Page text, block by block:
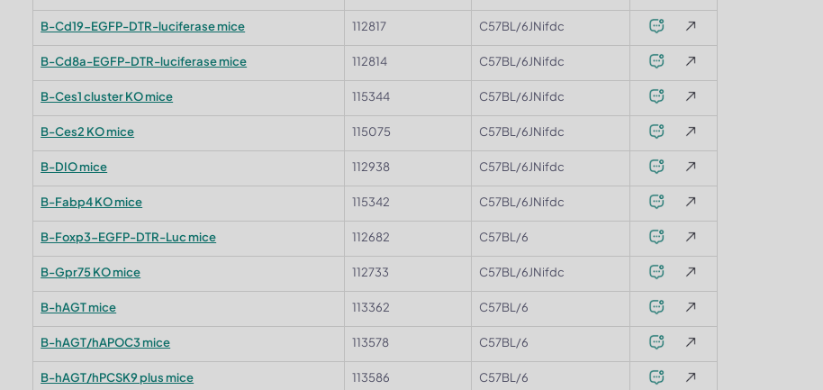
B-Cd19-EGFP-DTR-luciferase mice 112817 C57BL/6JNifdc
B-Cd8a-EGFP-DTR-luciferase mice 112814 C57BL/6JNifdc
B-Ces1 cluster KO mice 115344 C57BL/6JNifdc
B-Ces2 KO mice 115075 C57BL/6JNifdc
B-DIO mice 112938 C57BL/6JNifdc
B-Fabp4 KO mice 115342 C57BL/6JNifdc
B-Foxp3-EGFP-DTR-Luc mice 112682 C57BL/6
B-Gpr75 KO mice 112733 C57BL/6JNifdc
B-hAGT mice 113362 C57BL/6
B-hAGT/hAPOC3 mice 113578 C57BL/6
B-hAGT/hPCSK9 plus mice 113586 C57BL/6